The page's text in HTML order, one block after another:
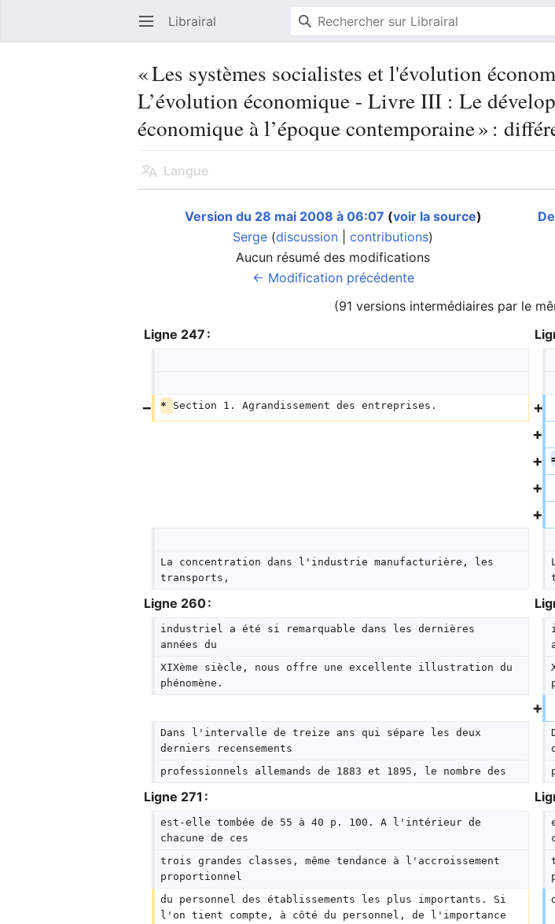
Ouvrir le menu principal Librairal
« Les systèmes socialistes et l'évolution
L’évolution économique - Livre III : Le
économique à l’époque contemporaine » :
Langue
Version du 28 mai 2008 à 06:07 (voir la source)
Serge (discussion |contributions)
Aucun résumé des modifications
← Modification précédente
(91 versions intermédiaires par le
Ligne 247 :
* Section 1. Agrandissement des entreprises.
La concentration dans l'industrie manufacturière, les
transports,
Ligne 260 :
industriel a été si remarquable dans les dernières
années du
XIXème siècle, nous offre une excellente illustration du
phénomène.
Dans l'intervalle de treize ans qui sépare les deux
derniers recensements
professionnels allemands de 1883 et 1895, le nombre des
Ligne 271 :
est-elle tombée de 55 à 40 p. 100. A l'intérieur de
chacune de ces
trois grandes classes, même tendance à l'accroissement
proportionnel
du personnel des établissements les plus importants. Si
l'on tient compte, à côté du personnel, de l'importance